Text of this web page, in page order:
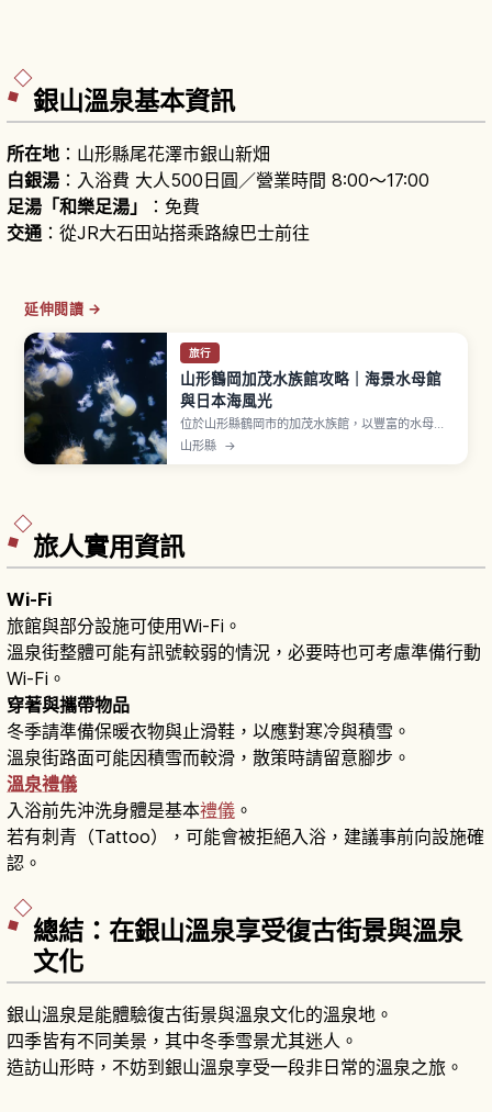
銀山溫泉基本資訊
所在地 ：山形縣尾花澤市銀山新畑
白銀湯 ：入浴費 大人500日圓／營業時間 8:00～17:00
足湯「和樂足湯」
：免費
交通 ：從JR大石田站搭乘路線巴士前往
延伸閱讀 →
旅行
山形鶴岡加茂水族館攻略｜海景水母館
與日本海風光
位於山形縣鶴岡市的加茂水族館，以豐富的水母展
示和面向日本海的絕佳景色聞名。文章將介紹必看
山形縣 →
旅人實用資訊
Wi-Fi
旅館與部分設施可使用Wi-Fi。
溫泉街整體可能有訊號較弱的情況，必要時也可考慮準備行動
Wi-Fi。
穿著與攜帶物品
冬季請準備保暖衣物與止滑鞋，以應對寒冷與積雪。
溫泉街路面可能因積雪而較滑，散策時請留意腳步。
溫泉禮儀
入浴前先沖洗身體是基本禮儀 。
若有刺青（Tattoo），可能會被拒絕入浴，建議事前向設施確
認。
總結：在銀山溫泉享受復古街景與溫泉
文化
銀山溫泉是能體驗復古街景與溫泉文化的溫泉地。
四季皆有不同美景，其中冬季雪景尤其迷人。
造訪山形時，不妨到銀山溫泉享受一段非日常的溫泉之旅。